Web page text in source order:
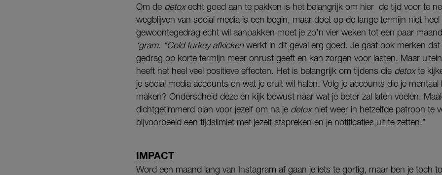
Om de detoxecht goed aan te pakken is het belangrijk om hier de tijd voor te
wegblijven van social media is een begin, maar doet op de lange termijn niet heel
gewoontegedrag echt wil aanpakken moet je zo’n vier weken tot een paar
‘gram. “Cold turkey afkickenwerkt in dit geval erg goed. Je gaat ook merken
gedrag op korte termijn meer onrust geeft en kan zorgen voor lasten. Maar
heeft het heel veel positieve effecten. Het is belangrijk om tijdens die detoxte
je social media accounts en wat je eruit wil halen. Volg je accounts die je
maken? Onderscheid deze en kijk bewust naar wat je beter zal laten voelen.
dichtgetimmerd plan voor jezelf om na je detox niet weer in hetzelfde patroon te
bijvoorbeeld een tijdslimiet met jezelf afspreken en je notificaties uit te zetten.”
IMPACT
Word een maand lang van Instagram af gaan je iets te gortig, maar ben je toch